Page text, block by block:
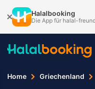
Halalbooking
Die App für halal-
Home Griechenland